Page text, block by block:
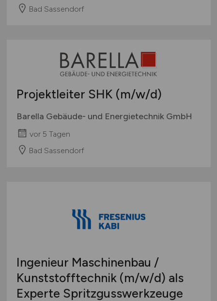
Bad Sassendorf
Projektleiter SHK (m/w/d)
Barella Gebäude- und Energietechnik GmbH
vor 5 Tagen
Bad Sassendorf
Ingenieur Maschinenbau /
Kunststofftechnik (m/w/d) als
Experte Spritzgusswerkzeuge